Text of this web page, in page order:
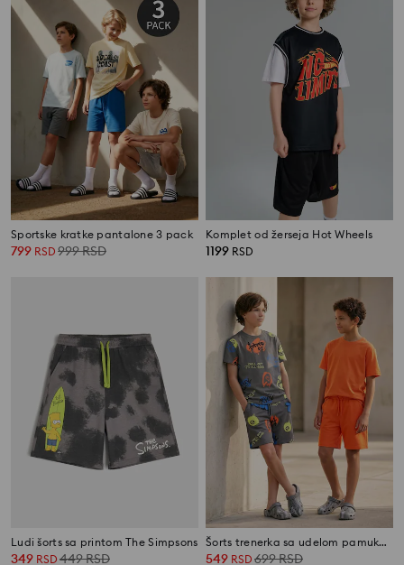
Sportske kratke pantalone 3 pack
799 RSD 999RSD
Komplet od žerseja Hot Wheels
1199 RSD
Ludi šorts sa printom The Simpsons
349 RSD 449RSD
Šorts trenerka sa udelom pamuka 2 pack
549 RSD 699RSD